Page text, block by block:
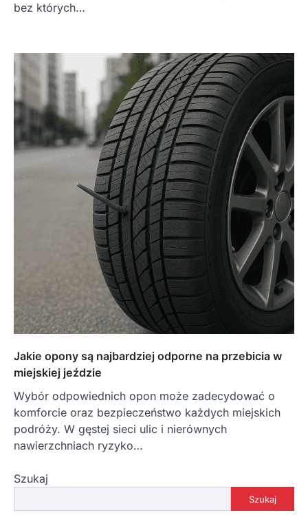
bez których…
Jakie opony są najbardziej odporne na przebicia w
miejskiej jeździe
Wybór odpowiednich opon może zadecydować o
komforcie oraz bezpieczeństwo każdych miejskich
podróży. W gęstej sieci ulic i nierównych
nawierzchniach ryzyko…
Szukaj
Szukaj